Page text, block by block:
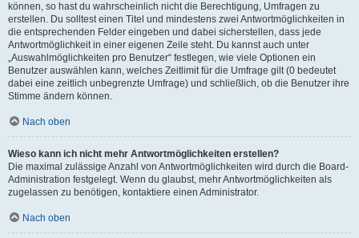
können, so hast du wahrscheinlich nicht die Berechtigung, Umfragen zu
erstellen. Du solltest einen Titel und mindestens zwei Antwortmöglichkeiten in
die entsprechenden Felder eingeben und dabei sicherstellen, dass jede
Antwortmöglichkeit in einer eigenen Zeile steht. Du kannst auch unter
„Auswahlmöglichkeiten pro Benutzer“ festlegen, wie viele Optionen ein
Benutzer auswählen kann, welches Zeitlimit für die Umfrage gilt (0 bedeutet
dabei eine zeitlich unbegrenzte Umfrage) und schließlich, ob die Benutzer ihre
Stimme ändern können.
Nach oben
Wieso kann ich nicht mehr Antwortmöglichkeiten erstellen?
Die maximal zulässige Anzahl von Antwortmöglichkeiten wird durch die Board-
Administration festgelegt. Wenn du glaubst, mehr Antwortmöglichkeiten als
zugelassen zu benötigen, kontaktiere einen Administrator.
Nach oben